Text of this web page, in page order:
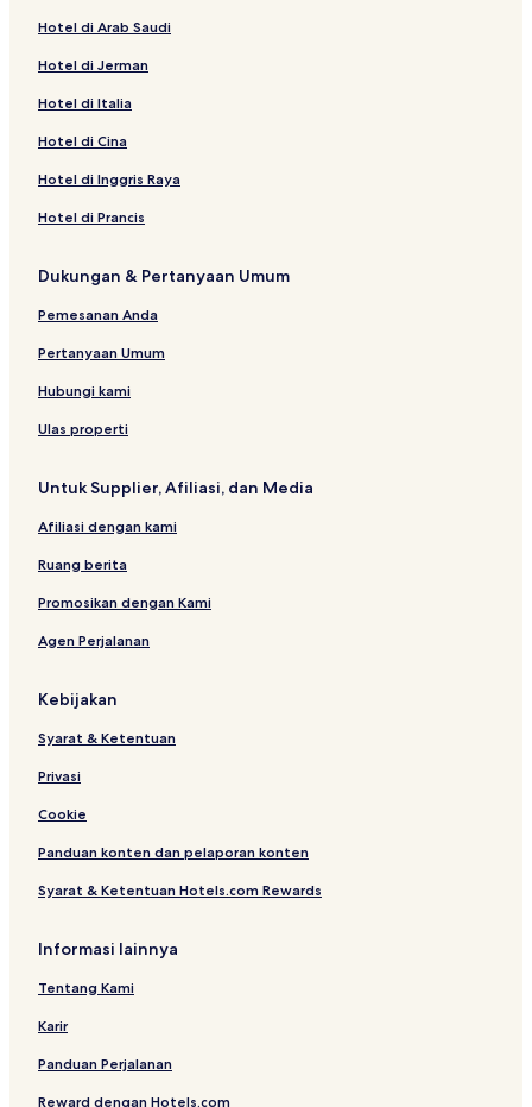
Hotel di Arab Saudi
Hotel di Jerman
Hotel di Italia
Hotel di Cina
Hotel di Inggris Raya
Hotel di Prancis
Dukungan & Pertanyaan Umum
Pemesanan Anda
Pertanyaan Umum
Hubungi kami
Ulas properti
Untuk Supplier, Afiliasi, dan Media
Afiliasi dengan kami
Ruang berita
Promosikan dengan Kami
Agen Perjalanan
Kebijakan
Syarat & Ketentuan
Privasi
Cookie
Panduan konten dan pelaporan konten
Syarat & Ketentuan Hotels.com Rewards
Informasi lainnya
Tentang Kami
Karir
Panduan Perjalanan
Reward dengan Hotels.com